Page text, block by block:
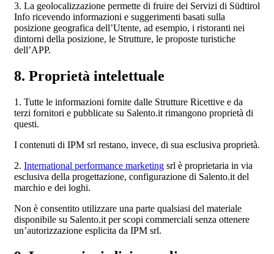
3. La geolocalizzazione permette di fruire dei Servizi di Südtirol
Info ricevendo informazioni e suggerimenti basati sulla
posizione geografica dell’Utente, ad esempio, i ristoranti nei
dintorni della posizione, le Strutture, le proposte turistiche
dell’APP.
8. Proprietà intelettuale
1. Tutte le informazioni fornite dalle Strutture Ricettive e da
terzi fornitori e pubblicate su Salento.it rimangono proprietà di
questi.
I contenuti di IPM srl restano, invece, di sua esclusiva proprietà.
2. International performance marketing srl è proprietaria in via
esclusiva della progettazione, configurazione di Salento.it del
marchio e dei loghi.
Non è consentito utilizzare una parte qualsiasi del materiale
disponibile su Salento.it per scopi commerciali senza ottenere
un’autorizzazione esplicita da IPM srl.